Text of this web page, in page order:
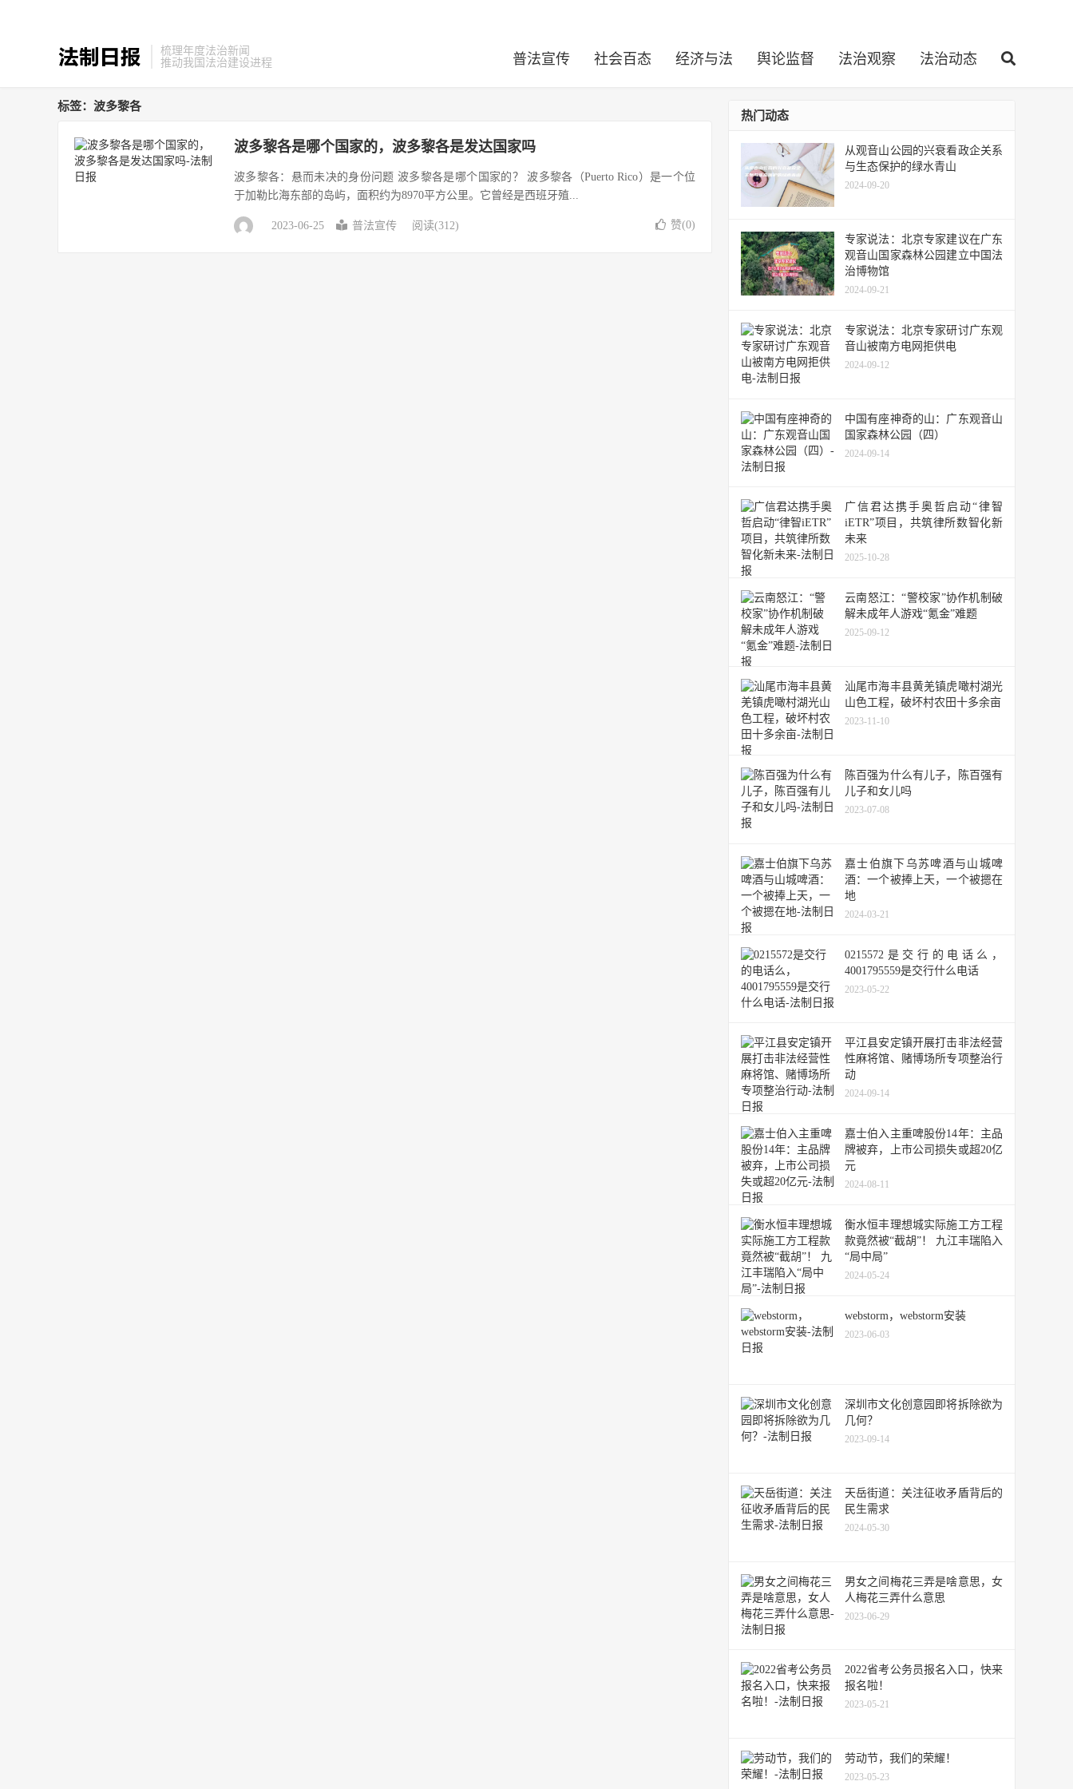
梳理年度法治新闻
推动我国法治建设进程
普法宣传 社会百态 经济与法 舆论监督 法治观察 法治动态
标签：波多黎各
波多黎各是哪个国家的，波多黎各是发达国家吗
波多黎各：悬而未决的身份问题 波多黎各是哪个国家的？ 波多黎各（Puerto Rico）是一个位
于加勒比海东部的岛屿，面积约为8970平方公里。它曾经是西班牙殖...
2023-06-25 普法宣传 阅读(312) 赞(0)
热门动态
从观音山公园的兴衰看政企关系
与生态保护的绿水青山
2024-09-20
专家说法：北京专家建议在广东
观音山国家森林公园建立中国法
治博物馆
2024-09-21
专家说法：北京专家研讨广东观
音山被南方电网拒供电
2024-09-12
中国有座神奇的山：广东观音山
国家森林公园（四）
2024-09-14
广信君达携手奥哲启动“律智
iETR”项目，共筑律所数智化新
未来
2025-10-28
云南怒江：“警校家”协作机制破
解未成年人游戏“氪金”难题
2025-09-12
汕尾市海丰县黄羌镇虎噉村湖光
山色工程，破坏村农田十多余亩
2023-11-10
陈百强为什么有儿子，陈百强有
儿子和女儿吗
2023-07-08
嘉士伯旗下乌苏啤酒与山城啤
酒：一个被捧上天，一个被摁在
地
2024-03-21
0215572是交行的电话么，
4001795559是交行什么电话
2023-05-22
平江县安定镇开展打击非法经营
性麻将馆、赌博场所专项整治行
动
2024-09-14
嘉士伯入主重啤股份14年：主品
牌被弃，上市公司损失或超20亿
元
2024-08-11
衡水恒丰理想城实际施工方工程
款竟然被“截胡”！ 九江丰瑞陷入
“局中局”
2024-05-24
webstorm，webstorm安装
2023-06-03
深圳市文化创意园即将拆除欲为
几何？
2023-09-14
天岳街道：关注征收矛盾背后的
民生需求
2024-05-30
男女之间梅花三弄是啥意思，女
人梅花三弄什么意思
2023-06-29
2022省考公务员报名入口，快来
报名啦！
2023-05-21
劳动节，我们的荣耀！
2023-05-23